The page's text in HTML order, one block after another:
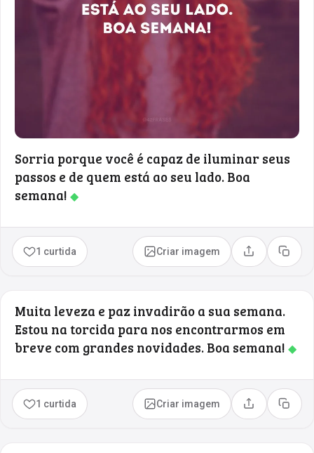
Sorria porque você é capaz de iluminar seus
passos e de quem está ao seu lado. Boa
semana! ◆
1 curtida Criar imagem Compartilhar
Copiar
Muita leveza e paz invadirão a sua semana.
Estou na torcida para nos encontrarmos em
breve com grandes novidades. Boa semana! ◆
1 curtida Criar imagem Compartilhar
Copiar